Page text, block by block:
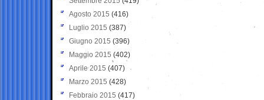
Agosto 2015 (416)
Luglio 2015 (387)
Giugno 2015 (396)
Maggio 2015 (402)
Aprile 2015 (407)
Marzo 2015 (428)
Febbraio 2015 (417)